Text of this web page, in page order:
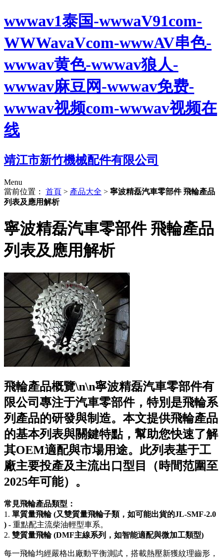
wwwav1泰国-wwwaV91com-
WWWavaVcom-wwwAV串色-
wwwav黄色-wwwav狼人-
wwwav麻豆网-wwwav免费-
wwwav视频com-wwwav视频在
线
靖江市新竹機械配件有限公司
Menu
當前位置：
首頁 > 產品大全 > 寧波精磊汽車零部件 飛輪產品
列表及應用解析
寧波精磊汽車零部件 飛輪產品
列表及應用解析
飛輪產品概覽\n\n寧波精磊汽車零部件有
限公司專注于汽車零部件，特別是飛輪系
列產品的研發與制造。本文提供飛輪產品
的基本列表與關鍵特點，幫助您快速了解
其OEM適配與市場用途。此列表基于工
廠主要投產及主流出口型目（時間范圍至
2025年可能）。
常見飛輪產品類型：
1. 單質量飛輪 (又雙質量飛輪子類，如可能出貨的JL-SMF-2.0
) - 重點配主流柴油輕型車系。
2. 雙質量飛輪 (DMF主線系列，如智能適配與微加工類型)
每一飛輪均經嚴格出廠動平衡測試，搭載熱壓新獲紋理齒形，